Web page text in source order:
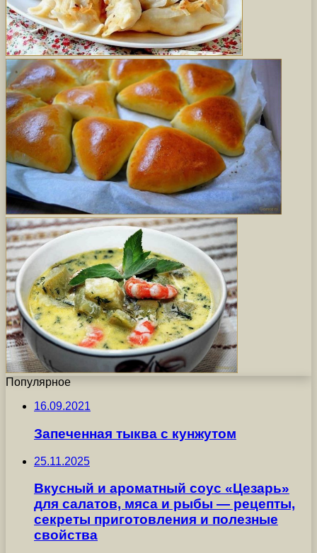
Популярное
16.09.2021
Запеченная тыква с кунжутом
25.11.2025
Вкусный и ароматный соус «Цезарь»
для салатов, мяса и рыбы — рецепты,
секреты приготовления и полезные
свойства